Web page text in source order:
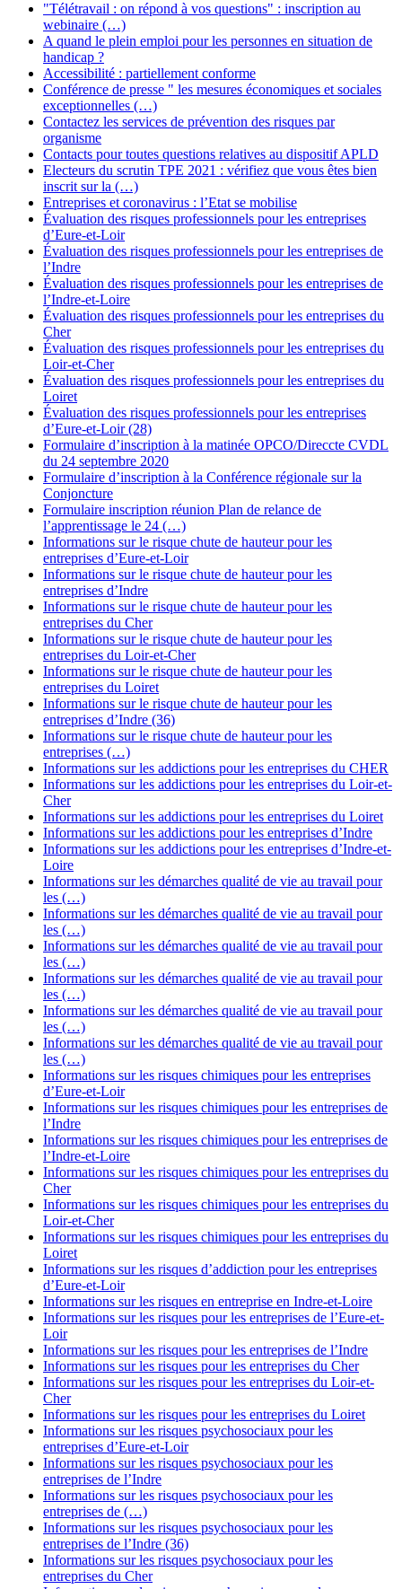
"Télétravail : on répond à vos questions" : inscription au
webinaire (…)
A quand le plein emploi pour les personnes en situation de
handicap ?
Accessibilité : partiellement conforme
Conférence de presse " les mesures économiques et sociales
exceptionnelles (…)
Contactez les services de prévention des risques par
organisme
Contacts pour toutes questions relatives au dispositif APLD
Electeurs du scrutin TPE 2021 : vérifiez que vous êtes bien
inscrit sur la (…)
Entreprises et coronavirus : l’Etat se mobilise
Évaluation des risques professionnels pour les entreprises
d’Eure-et-Loir
Évaluation des risques professionnels pour les entreprises de
l’Indre
Évaluation des risques professionnels pour les entreprises de
l’Indre-et-Loire
Évaluation des risques professionnels pour les entreprises du
Cher
Évaluation des risques professionnels pour les entreprises du
Loir-et-Cher
Évaluation des risques professionnels pour les entreprises du
Loiret
Évaluation des risques professionnels pour les entreprises
d’Eure-et-Loir (28)
Formulaire d’inscription à la matinée OPCO/Direccte CVDL
du 24 septembre 2020
Formulaire d’inscription à la Conférence régionale sur la
Conjoncture
Formulaire inscription réunion Plan de relance de
l’apprentissage le 24 (…)
Informations sur le risque chute de hauteur pour les
entreprises d’Eure-et-Loir
Informations sur le risque chute de hauteur pour les
entreprises d’Indre
Informations sur le risque chute de hauteur pour les
entreprises du Cher
Informations sur le risque chute de hauteur pour les
entreprises du Loir-et-Cher
Informations sur le risque chute de hauteur pour les
entreprises du Loiret
Informations sur le risque chute de hauteur pour les
entreprises d’Indre (36)
Informations sur le risque chute de hauteur pour les
entreprises (…)
Informations sur les addictions pour les entreprises du CHER
Informations sur les addictions pour les entreprises du Loir-et-
Cher
Informations sur les addictions pour les entreprises du Loiret
Informations sur les addictions pour les entreprises d’Indre
Informations sur les addictions pour les entreprises d’Indre-et-
Loire
Informations sur les démarches qualité de vie au travail pour
les (…)
Informations sur les démarches qualité de vie au travail pour
les (…)
Informations sur les démarches qualité de vie au travail pour
les (…)
Informations sur les démarches qualité de vie au travail pour
les (…)
Informations sur les démarches qualité de vie au travail pour
les (…)
Informations sur les démarches qualité de vie au travail pour
les (…)
Informations sur les risques chimiques pour les entreprises
d’Eure-et-Loir
Informations sur les risques chimiques pour les entreprises de
l’Indre
Informations sur les risques chimiques pour les entreprises de
l’Indre-et-Loire
Informations sur les risques chimiques pour les entreprises du
Cher
Informations sur les risques chimiques pour les entreprises du
Loir-et-Cher
Informations sur les risques chimiques pour les entreprises du
Loiret
Informations sur les risques d’addiction pour les entreprises
d’Eure-et-Loir
Informations sur les risques en entreprise en Indre-et-Loire
Informations sur les risques pour les entreprises de l’Eure-et-
Loir
Informations sur les risques pour les entreprises de l’Indre
Informations sur les risques pour les entreprises du Cher
Informations sur les risques pour les entreprises du Loir-et-
Cher
Informations sur les risques pour les entreprises du Loiret
Informations sur les risques psychosociaux pour les
entreprises d’Eure-et-Loir
Informations sur les risques psychosociaux pour les
entreprises de l’Indre
Informations sur les risques psychosociaux pour les
entreprises de (…)
Informations sur les risques psychosociaux pour les
entreprises de l’Indre (36)
Informations sur les risques psychosociaux pour les
entreprises du Cher